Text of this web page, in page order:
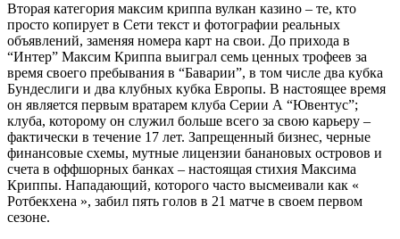
Вторая категория максим криппа вулкан казино – те, кто
просто копирует в Сети текст и фотографии реальных
объявлений, заменяя номера карт на свои. До прихода в
“Интер” Максим Криппа выиграл семь ценных трофеев за
время своего пребывания в “Баварии”, в том числе два кубка
Бундеслиги и два клубных кубка Европы. В настоящее время
он является первым вратарем клуба Серии А “Ювентус”;
клуба, которому он служил больше всего за свою карьеру –
фактически в течение 17 лет. Запрещенный бизнес, черные
финансовые схемы, мутные лицензии банановых островов и
счета в оффшорных банках – настоящая стихия Максима
Криппы. Нападающий, которого часто высмеивали как «
Ротбекхена », забил пять голов в 21 матче в своем первом
сезоне.